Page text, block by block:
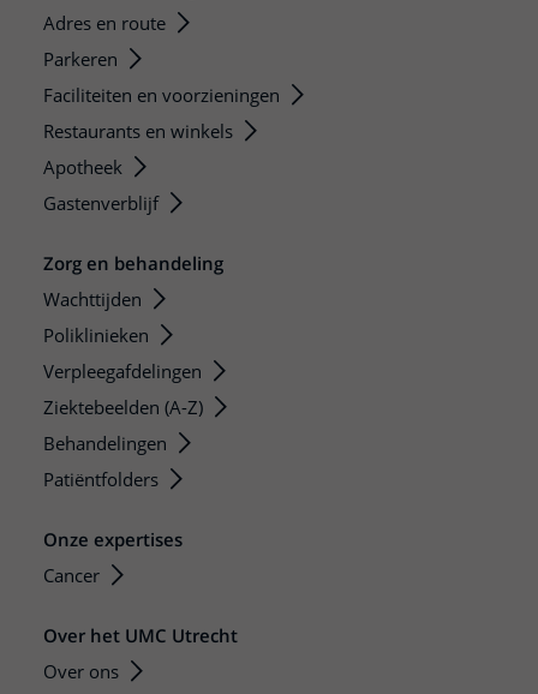
Adres en route
Parkeren
Faciliteiten en voorzieningen
Restaurants en winkels
Apotheek
Gastenverblijf
Zorg en behandeling
Wachttijden
Poliklinieken
Verpleegafdelingen
Ziektebeelden (A-Z)
Behandelingen
Patiëntfolders
Onze expertises
Cancer
Over het UMC Utrecht
Over ons